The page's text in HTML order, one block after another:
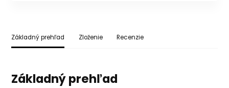
Základný prehľad Zloženie Recenzie
Základný prehľad